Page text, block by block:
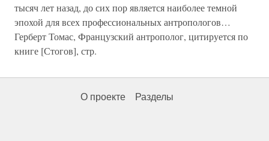
тысяч лет назад, до сих пор является наиболее темной
эпохой для всех профессиональных антропологов…
Герберт Томас, Французский антрополог, цитируется по
книге [Стогов], стр.
О проекте Разделы